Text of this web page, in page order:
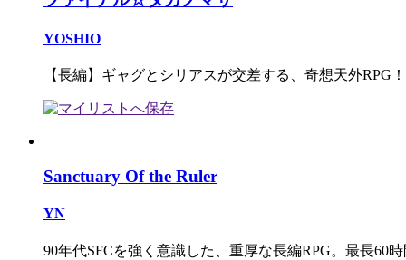
YOSHIO
【長編】ギャグとシリアスが交差する、奇想天外RPG！
Sanctuary Of the Ruler
YN
90年代SFCを強く意識した、重厚な長編RPG。最長60時